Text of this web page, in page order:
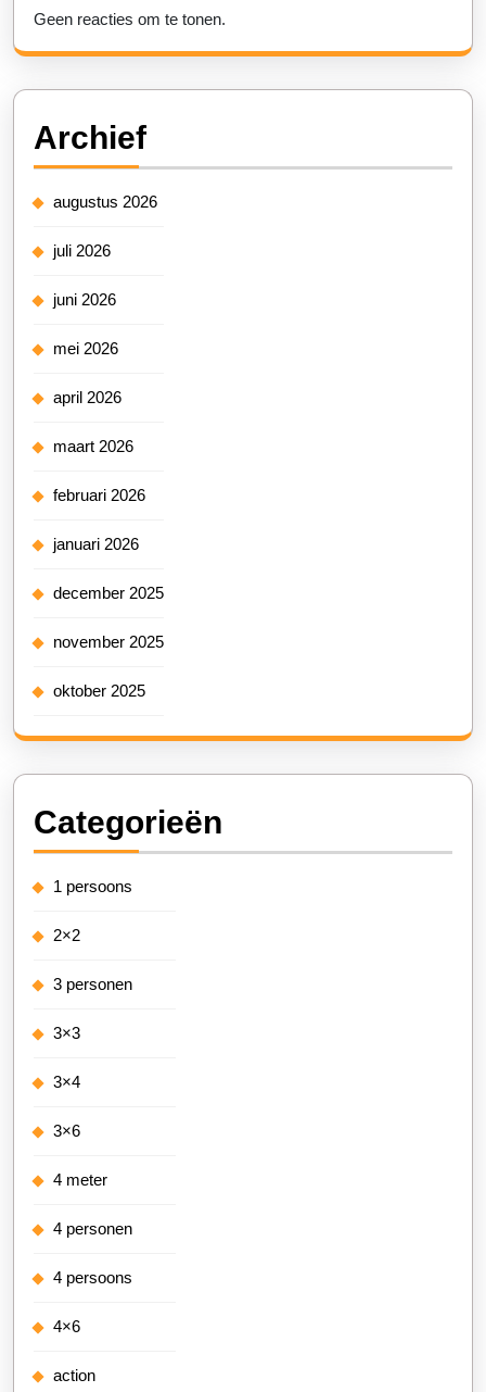
Geen reacties om te tonen.
Archief
augustus 2026
juli 2026
juni 2026
mei 2026
april 2026
maart 2026
februari 2026
januari 2026
december 2025
november 2025
oktober 2025
Categorieën
1 persoons
2×2
3 personen
3×3
3×4
3×6
4 meter
4 personen
4 persoons
4×6
action